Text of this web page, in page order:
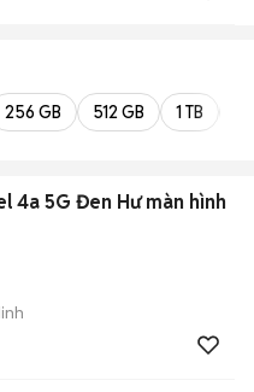
256 GB 512 GB 1 TB
4a 5G Đen Hư màn hình